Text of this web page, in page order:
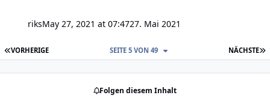
riksMay 27, 2021 at 07:4727. Mai 2021
ERSTE SEITE
VORHERIGE NÄCHSTE
SEITE 5 VON 49
Folgen diesem Inhalt